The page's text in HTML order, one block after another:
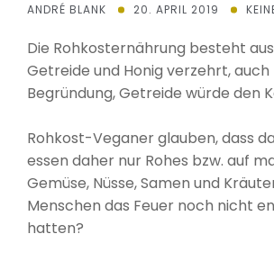
ANDRÉ BLANK 20. APRIL 2019
Die Rohkosternährung besteht
Getreide und Honig verzehrt,
Begründung, Getreide würde den
Rohkost-Veganer glauben, dass
essen daher nur Rohes bzw. auf
Gemüse, Nüsse, Samen und
Menschen das Feuer noch nicht
hatten?